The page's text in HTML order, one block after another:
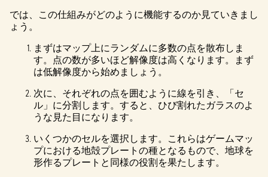
では、この仕組みがどのように機能するのか見ていきまし
ょう。
まずはマップ上にランダムに多数の点を散布しま
す。点の数が多いほど解像度は高くなります。まず
は低解像度から始めましょう。
次に、それぞれの点を囲むように線を引き、「セ
ル」に分割します。すると、ひび割れたガラスのよ
うな見た目になります。
いくつかのセルを選択します。これらはゲームマッ
プにおける地殻プレートの種となるもので、地球を
形作るプレートと同様の役割を果たします。